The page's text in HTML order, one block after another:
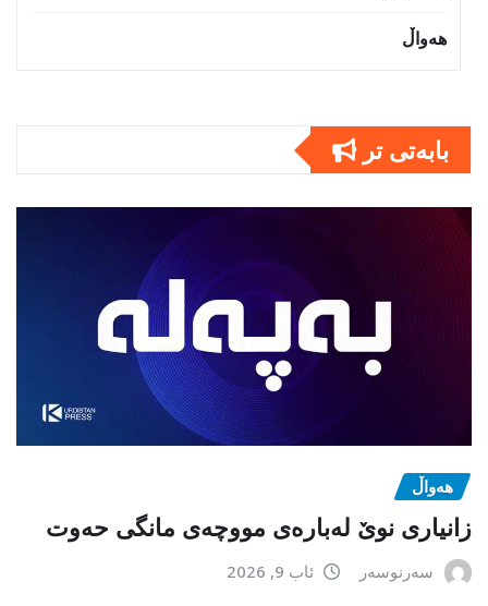
هەواڵ
بابەتى تر
هەواڵ
زانیاری نوێ لەبارەی مووچەی مانگی حەوت
سەرنوسەر ئاب 9, 2026